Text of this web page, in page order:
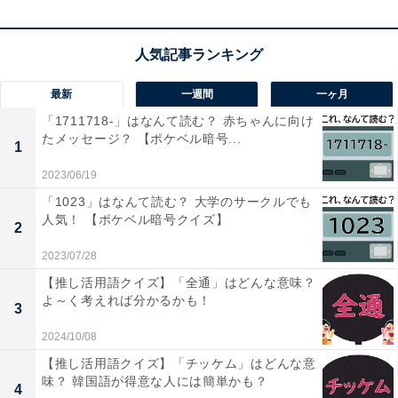
【ひらがなクイズ】共通する2文字を埋めてみよう！ キ
ッチンで見かけるものや街の名前もヒント
最新 一週間 一ヶ月
1
「1711718-」はなんて読む？ 赤ちゃんに向け
たメッセージ？ 【ポケベル暗号...
2023/06/19
2
「1023」はなんて読む？ 大学のサークルでも
人気！ 【ポケベル暗号クイズ】
2023/07/28
3
【推し活用語クイズ】「全通」はどんな意味？
よ～く考えれば分かるかも！
2024/10/08
4
【推し活用語クイズ】「チッケム」はどんな意
味？ 韓国語が得意な人には簡単かも？